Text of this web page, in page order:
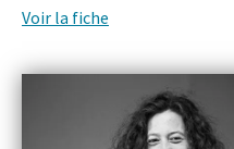
Voir la fiche